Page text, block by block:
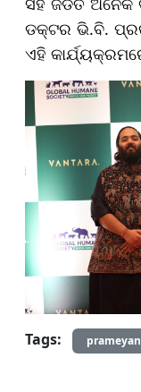
ଡକ୍ଟର ଭି.ବି.
ଏହି
Tags: